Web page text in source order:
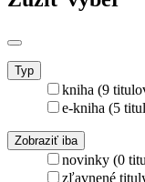
Typ
kniha (9
e-kniha (5
Zobraziť iba
novinky (0
zľavnené